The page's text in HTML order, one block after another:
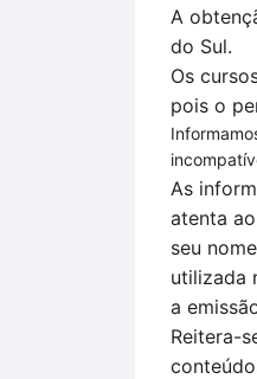
A
do Sul.
Os
pois o
As
atenta
seu
utilizada
a
Reitera-